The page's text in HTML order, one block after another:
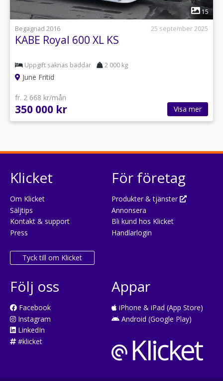
1
15
Begagnad 2016
25 september 2025
KABE Royal 600 XL KS
Uppgift saknas bäddar 2 000 kg
June Fritid
fr. 2 668 kr/mån
350 000 kr Visa mer
Klicket
Om Klicket
Säljtips
Kontakt & support
Press
Tyck till om Klicket
För företag
Produkter & tjänster
Annonsera
Bli kund hos Klicket
Handlarlogin
Följ oss
Facebook
Instagram
LinkedIn
#klicket
Appar
iPhone & iPad (App Store)
Android (Google Play)